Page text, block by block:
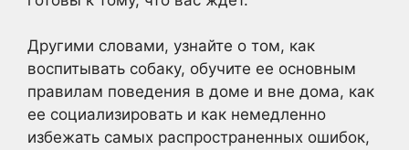
Другими словами, узнайте о том, как
воспитывать собаку, обучите ее основным
правилам поведения в доме и вне дома, как
ее социализировать и как немедленно
избежать самых распространенных ошибок,